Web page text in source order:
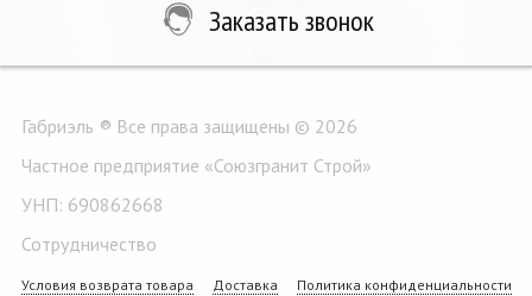
Заказать звонок
Габриэль ® Все права защищены © 2026
Частное предприятие «Союзгранит Строй»
УНП: 690862668
Сотрудничество
Условия возврата товара Доставка Политика конфиденциальности